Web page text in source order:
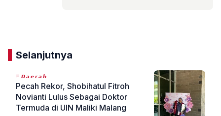
Selanjutnya
𝘿𝙖𝙚𝙧𝙖𝙝
Pecah Rekor, Shobihatul Fitroh
Novianti Lulus Sebagai Doktor
Termuda di UIN Maliki Malang